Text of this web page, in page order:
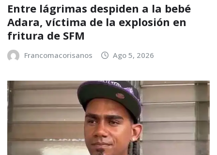
Entre lágrimas despiden a la bebé
Adara, víctima de la explosión en
fritura de SFM
Francomacorisanos Ago 5, 2026